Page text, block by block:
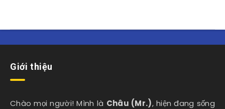
Giới thiệu
Chào mọi người! Mình là Châu (Mr.), hiện đang sống